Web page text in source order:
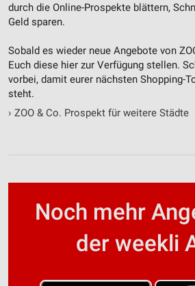
durch die Online-Prospekte blättern,
Geld sparen.
Sobald es wieder neue Angebote von
Euch diese hier zur Verfügung stellen.
vorbei, damit eurer nächsten Shopping-
steht.
› ZOO & Co. Prospekt für weitere Städte
Noch mehr
der weekli
Geräte anhand von aktiv angeforderten
Informationen identifizieren
Nicht-IAB-Verarbeitungszwecke:
Notwendig
Performance